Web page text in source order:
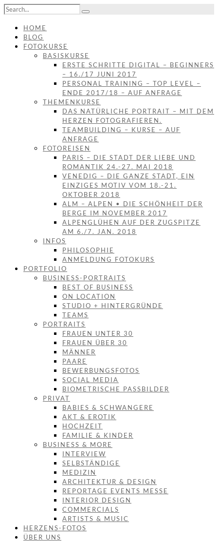
HOME
BLOG
FOTOKURSE
BASISKURSE
ERSTE SCHRITTE DIGITAL – BEGINNERS
– 16./17 JUNI 2017
PERSONAL TRAINING – TOP LEVEL –
ENDE 2017/18 – AUF ANFRAGE
THEMENKURSE
DAS NATÜRLICHE PORTRAIT – MIT DEM
HERZEN FOTOGRAFIEREN.
TEAMBUILDING – KURSE – AUF
ANFRAGE
FOTOREISEN
PARIS – DIE STADT DER LIEBE UND
ROMANTIK 24.-27. MAI 2018
VENEDIG – DIE GANZE STADT, EIN
EINZIGES MOTIV VOM 18.-21.
OKTOBER 2018
ALM – ALPEN • DIE SCHÖNHEIT DER
BERGE IM NOVEMBER 2017
ALPENGLÜHEN AUF DER ZUGSPITZE
AM 6./7. JAN. 2018
INFOS
PHILOSOPHIE
ANMELDUNG FOTOKURS
PORTFOLIO
BUSINESS-PORTRAITS
BEST OF BUSINESS
ON LOCATION
STUDIO + HINTERGRÜNDE
TEAMS
PORTRAITS
FRAUEN UNTER 30
FRAUEN ÜBER 30
MÄNNER
PAARE
BEWERBUNGSFOTOS
SOCIAL MEDIA
BIOMETRISCHE PASSBILDER
PRIVAT
BABIES & SCHWANGERE
AKT & EROTIK
HOCHZEIT
FAMILIE & KINDER
BUSINESS & MORE
INTERVIEW
SELBSTÄNDIGE
MEDIZIN
ARCHITEKTUR & DESIGN
REPORTAGE EVENTS MESSE
INTERIOR DESIGN
COMMERCIALS
ARTISTS & MUSIC
HERZENS-FOTOS
ÜBER UNS